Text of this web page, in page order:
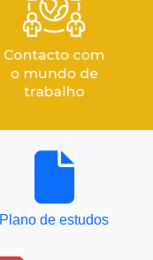
Plano de estudos